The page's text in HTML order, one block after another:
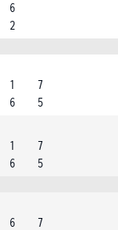
6
2
1
6
7
5
1
6
7
5
6
7